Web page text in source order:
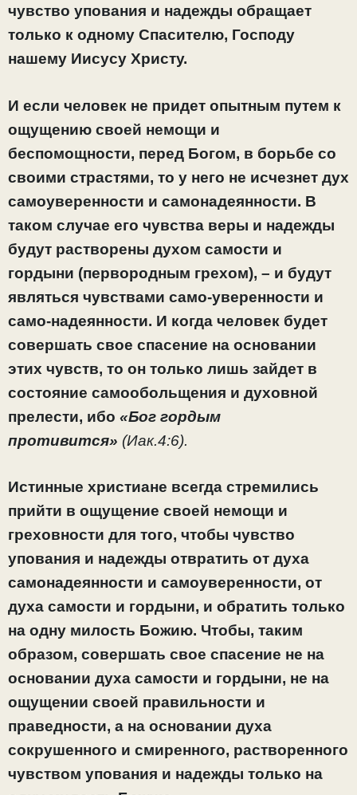
чувство упования и надежды обращает
только к одному Спасителю, Господу
нашему Иисусу Христу.
И если человек не придет опытным путем к
ощущению своей немощи и
беспомощности, перед Богом, в борьбе со
своими страстями, то у него не исчезнет дух
самоуверенности и самонадеянности. В
таком случае его чувства веры и надежды
будут растворены духом самости и
гордыни (первородным грехом), – и будут
являться чувствами само-уверенности и
само-надеянности. И когда человек будет
совершать свое спасение на основании
этих чувств, то он только лишь зайдет в
состояние самообольщения и духовной
прелести, ибо «Бог гордым
противится» (Иак.4:6).
Истинные христиане всегда стремились
прийти в ощущение своей немощи и
греховности для того, чтобы чувство
упования и надежды отвратить от духа
самонадеянности и самоуверенности, от
духа самости и гордыни, и обратить только
на одну милость Божию. Чтобы, таким
образом, совершать свое спасение не на
основании духа самости и гордыни, не на
ощущении своей правильности и
праведности, а на основании духа
сокрушенного и смиренного, растворенного
чувством упования и надежды только на